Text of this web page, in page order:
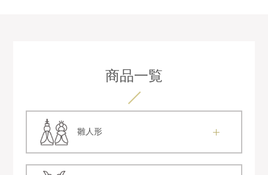
商品一覧
雛人形